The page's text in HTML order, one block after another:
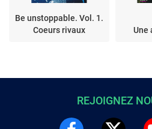
Be unstoppable. Vol. 1.
Coeurs rivaux
Une
REJOIGNEZ